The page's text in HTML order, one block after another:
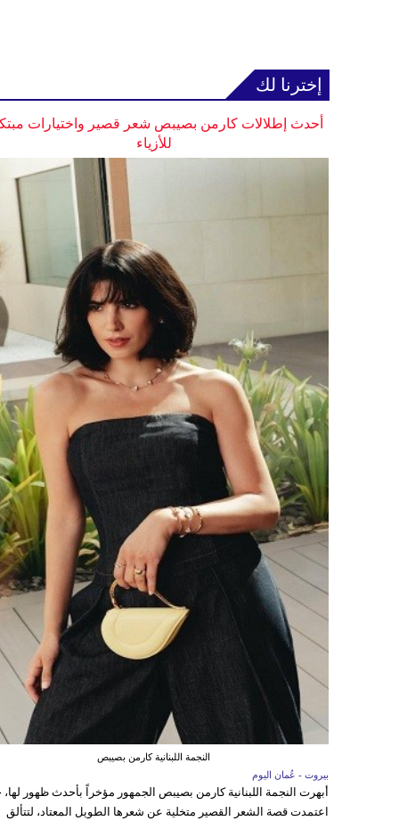
إخترنا لك
أحدث إطلالات كارمن بصيبص شعر قصير واختيارات
للأزياء
النجمة اللبنانية كارمن بصيبص
بيروت - عُمان اليوم
أبهرت النجمة اللبنانية كارمن بصيبص الجمهور مؤخراً بأحدث ظهور
اعتمدت قصة الشعر القصير متخلية عن شعرها الطويل المعتاد، لتتألق